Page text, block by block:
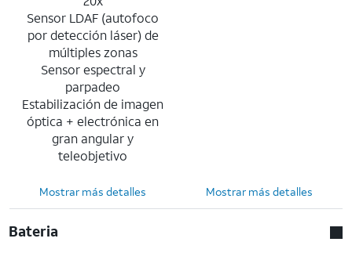
Sensor LDAF (autofoco
por detección láser) de
múltiples zonas
Sensor espectral y
parpadeo
Estabilización de imagen
óptica + electrónica en
gran angular y
teleobjetivo
Mostrar más detalles Mostrar más detalles
Bateria